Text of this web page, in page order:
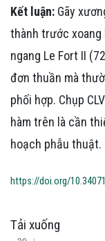
Tải xuống
Kết luận: Gãy
thành trước xoang
ngang Le Fort II
đơn thuần mà
phối hợp. Chụp
hàm trên là cần
hoạch phẫu thuật.
https://doi.org/